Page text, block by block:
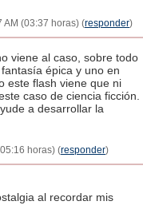
AM (03:37 horas) (responder)
viene al caso, sobre todo
épica y uno en
este flash viene que ni
caso de ciencia ficción.
a desarrollar la
horas) (responder)
al recordar mis